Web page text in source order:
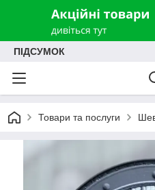
ПІДСУМОК
Товари та послуги